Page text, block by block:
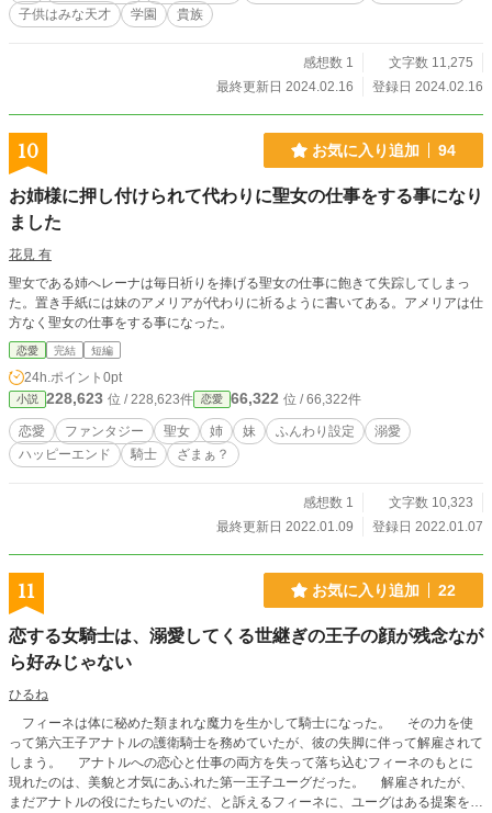
子供はみな天才
学園 貴族
感想数 1
文字数 11,275
最終更新日 2024.02.16
登録日 2024.02.16
10 お気に入り追加 94
お姉様に押し付けられて代わりに聖女の仕事をする事になり
ました
花見 有
聖女である姉へレーナは毎日祈りを捧げる聖女の仕事に飽きて失踪してしまっ
た。置き手紙には妹のアメリアが代わりに祈るように書いてある。アメリアは仕
方なく聖女の仕事をする事になった。
恋愛 完結 短編
24h.ポイント 0pt
小説 228,623 位 / 228,623件 恋愛 66,322 位 / 66,322件
恋愛 ファンタジー 聖女 姉 妹 ふんわり設定
溺愛
ハッピーエンド
騎士 ざまぁ？
感想数 1
文字数 10,323
最終更新日 2022.01.09
登録日 2022.01.07
11 お気に入り追加 22
恋する女騎士は、溺愛してくる世継ぎの王子の顔が残念なが
ら好みじゃない
ひるね
フィーネは体に秘めた類まれな魔力を生かして騎士になった。 その力を使
って第六王子アナトルの護衛騎士を務めていたが、彼の失脚に伴って解雇されて
しまう。 アナトルへの恋心と仕事の両方を失って落ち込むフィーネのもとに
現れたのは、美貌と才気にあふれた第一王子ユーグだった。 解雇されたが、
まだアナトルの役にたちたいのだ、と訴えるフィーネに、ユーグはある提案をす